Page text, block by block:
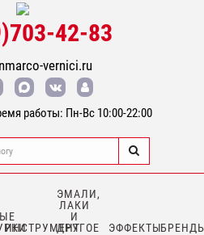
42-83
vernici.ru
работы: Пн-Вс 10:00-22:00
ИНСТРУМЕНТ
ЭМАЛИ,
ЛАКИ
И
ДРУГОЕ
ЭФФЕКТЫ